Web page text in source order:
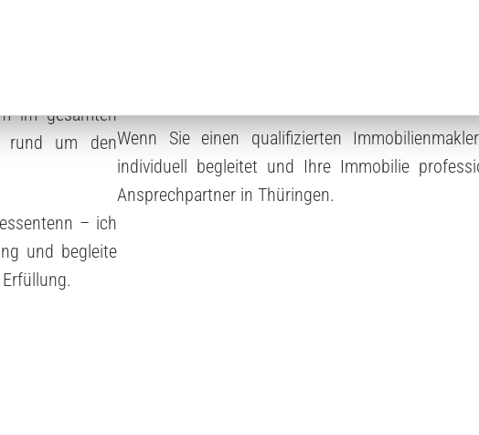
regionalen
Service.
im gesamten
rund um den
– ich
und begleite
Alternativen für einen erfolgreichen Verkauf in
aufzuzeigen. Zusätzlich erhalten Sie wertvolle
Wenn Sie einen qualifizierten
individuell begleitet und Ihre Immobilie
Ansprechpartner in Thüringen.